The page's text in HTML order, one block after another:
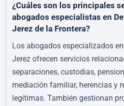
¿Cuáles son los principales
abogados especialistas en
Jerez de la Frontera?
Los abogados especializados
Jerez ofrecen servicios
separaciones, custodias,
mediación familiar, herencias y
legítimas. También gestionan